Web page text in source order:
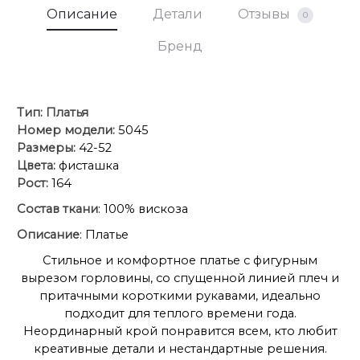
Описание Детали Отзывы 0
Бренд
Тип: Платья
Номер модели: 5045
Размеры: 42-52
Цвета: фисташка
Рост: 164
Состав ткани: 100% вискоза
Описание: Платье
Стильное и комфортное платье с фигурным
вырезом горловины, со спущенной линией плеч и
притачными короткими рукавами, идеально
подходит для теплого времени года.
Неординарный крой понравится всем, кто любит
креативные детали и нестандартные решения.